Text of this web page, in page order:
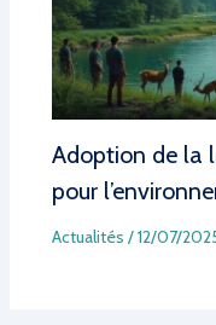
Adoption de la
pour
Actualités /12/07/